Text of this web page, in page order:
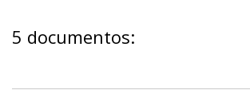
5 documentos: